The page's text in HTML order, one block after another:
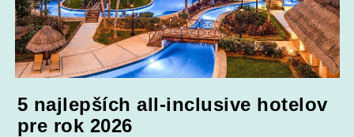
5 najlepších all-inclusive hotelov
pre rok 2026